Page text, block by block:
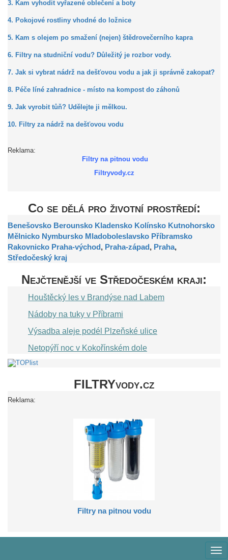
3. Kam vyhodit vyřazené oblečení a boty
4. Pokojové rostliny vhodné do ložnice
5. Kam s olejem po smažení (nejen) štědrovečerního kapra
6. Filtry na studniční vodu? Důležitý je rozbor vody.
7. Jak si vybrat nádrž na dešťovou vodu a jak ji správně zakopat?
8. Péče líné zahradnice - místo na kompost do záhonů
9. Jak vyrobit tůň? Udělejte ji mělkou.
10. Filtry za nádrž na dešťovou vodu
Reklama:
Filtry na pitnou vodu
Filtryvody.cz
Co se dělá pro životní prostředí:
Benešovsko Berounsko Kladensko Kolínsko Kutnohorsko
Mělnicko Nymbursko Mladoboleslavsko Příbramsko
Rakovnicko Praha-východ, Praha-západ, Praha,
Středočeský kraj
Nejčtenější ve Středočeském kraji:
Houštěcký les v Brandýse nad Labem
Nádoby na tuky v Příbrami
Výsadba aleje podél Plzeňské ulice
Netopýří noc v Kokořínském dole
FILTRYvody.cz
Reklama:
Filtry na pitnou vodu